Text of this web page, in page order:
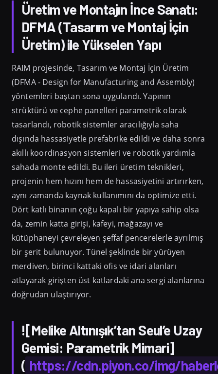
Üretim ve Montajın İnce Sanatı:
DFMA (Tasarım ve Montaj İçin
Üretim) ile Yükselen Yapı
RAIM projesinde, Tasarım ve Montaj İçin Üretim
(DFMA - Design for Manufacturing and Assembly)
yöntemleri baştan sona uygulandı. Yapının
strüktürü ve cephe panelleri parametrik olarak
tasarlandı, robotik sistemler aracılığıyla saha
dışında hassasiyetle prefabrike edildi ve daha sonra
akıllı koordinasyon sistemleri ve robotik yardımla
sahada monte edildi. Bu ileri üretim teknikleri,
projenin hem hızını hem de hassasiyetini artırırken,
aynı zamanda kaynak kullanımını da optimize etti.
Dört katlı binanın çoğu kapalı bir yapıya sahip olsa
da, zemin katta girişi, kafeyi, mağazayı ve
kütüphaneyi çevreleyen şeffaf pencerelerle ayrılmış
bir şerit bulunuyor. Tünel şeklinde bir yürüyen
merdiven, birinci kattaki ofis ve idari alanları
atlayarak girişten üst katlardaki ana sergi alanlarına
doğrudan ulaştırıyor.
![Melike Altınışık’tan Seul’e Uzay
Gemisi: Parametrik Mimari]
( https://cdn.piyon.co/img/